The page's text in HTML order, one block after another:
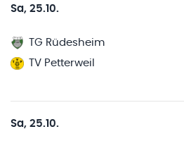
Sa, 25.10.
TG Rüdesheim
TV Petterweil
Sa, 25.10.